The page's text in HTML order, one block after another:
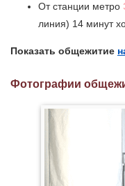
От станции метро
линия) 14 минут
Показать общежитие
Фотографии